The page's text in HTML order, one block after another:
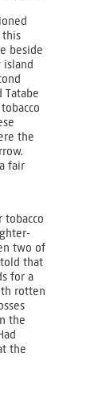
this
beside
Tatabe
the
fair
tobacco
two of
that
for a
rotten
the
the